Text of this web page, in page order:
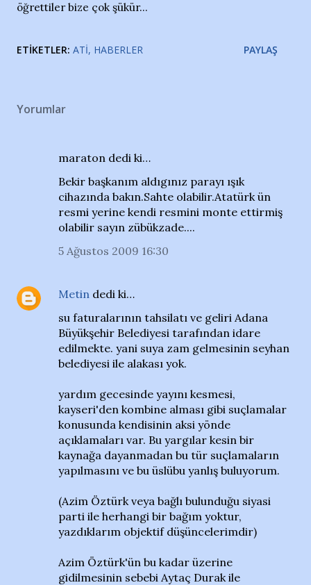
öğrettiler bize çok şükür...
ETIKETLER: ATI HABERLER PAYLAŞ
Yorumlar
maraton dedi ki…
Bekir başkanım aldıgınız parayı ışık
cihazında bakın.Sahte olabilir.Atatürk ün
resmi yerine kendi resmini monte ettirmiş
olabilir sayın zübükzade....
5 Ağustos 2009 16:30
Metin dedi ki…
su faturalarının tahsilatı ve geliri Adana
Büyükşehir Belediyesi tarafından idare
edilmekte. yani suya zam gelmesinin seyhan
belediyesi ile alakası yok.
yardım gecesinde yayını kesmesi,
kayseri'den kombine alması gibi suçlamalar
konusunda kendisinin aksi yönde
açıklamaları var. Bu yargılar kesin bir
kaynağa dayanmadan bu tür suçlamaların
yapılmasını ve bu üslübu yanlış buluyorum.
(Azim Öztürk veya bağlı bulunduğu siyasi
parti ile herhangi bir bağım yoktur,
yazdıklarım objektif düşüncelerimdir)
Azim Öztürk'ün bu kadar üzerine
gidilmesinin sebebi Aytaç Durak ile